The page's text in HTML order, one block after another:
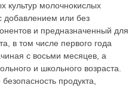
культур молочнокислых
добавлением или без
и предназначенный для
в том числе первого года
с восьми месяцев, а
и школьного возраста.
продукта,